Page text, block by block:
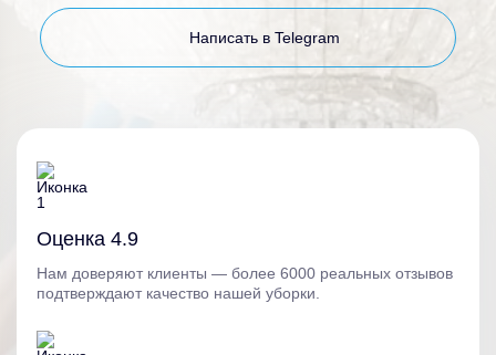
Написать в Telegram
Оценка 4.9
Нам доверяют клиенты — более 6000 реальных отзывов
подтверждают качество нашей уборки.